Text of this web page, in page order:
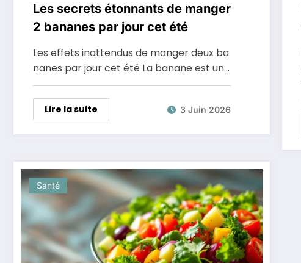
Les secrets étonnants de manger
2 bananes par jour cet été
Les effets inattendus de manger deux ba
nanes par jour cet été La banane est un…
Lire la suite 3 Juin 2026
Santé